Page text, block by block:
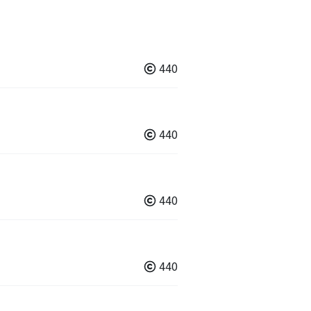
440
440
440
440